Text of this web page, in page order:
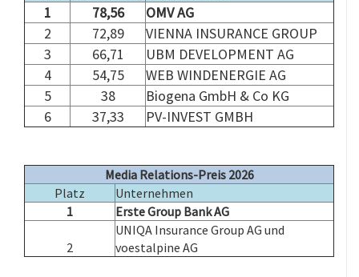
1
78,56
OMV AG
2
72,89
VIENNA INSURANCE GROUP
3
66,71
UBM DEVELOPMENT AG
4
54,75
WEB WINDENERGIE AG
5
38
Biogena GmbH & Co KG
6
37,33 PV-INVEST GMBH
Media Relations-Preis 2026
Platz
Unternehmen
1
Erste Group Bank AG
2
UNIQA Insurance Group AG und
voestalpine AG